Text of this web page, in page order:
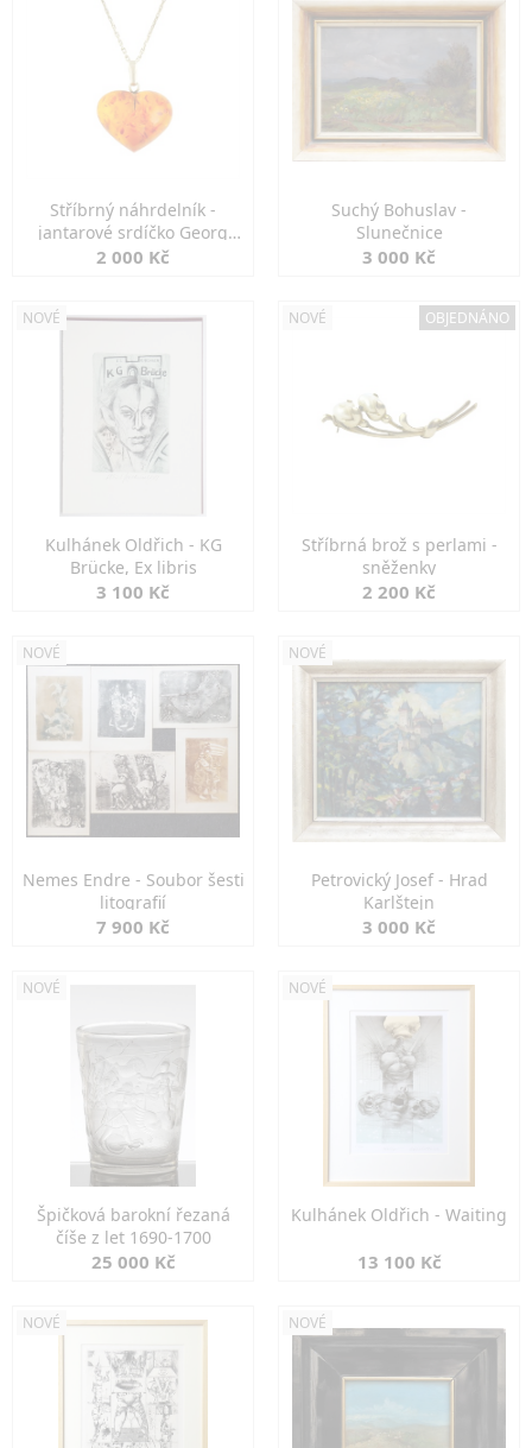
Stříbrný náhrdelník -
jantarové srdíčko Georg
Kramer
2 000 Kč
Suchý Bohuslav -
Slunečnice
3 000 Kč
NOVÉ
Kulhánek Oldřich - KG
Brücke, Ex libris
3 100 Kč
NOVÉ OBJEDNÁNO
Stříbrná brož s perlami -
sněženky
2 200 Kč
NOVÉ
Nemes Endre - Soubor šesti
litografií
7 900 Kč
NOVÉ
Petrovický Josef - Hrad
Karlštejn
3 000 Kč
NOVÉ
Špičková barokní řezaná
číše z let 1690-1700
25 000 Kč
NOVÉ
Kulhánek Oldřich - Waiting
13 100 Kč
NOVÉ NOVÉ